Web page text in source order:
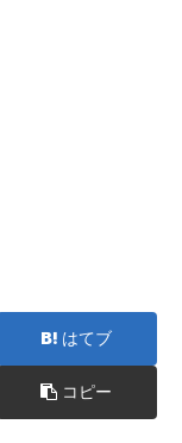
はてブ
コピー